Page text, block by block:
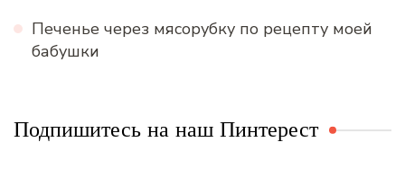
Печенье через мясорубку по рецепту моей
бабушки
Подпишитесь на наш Пинтерест